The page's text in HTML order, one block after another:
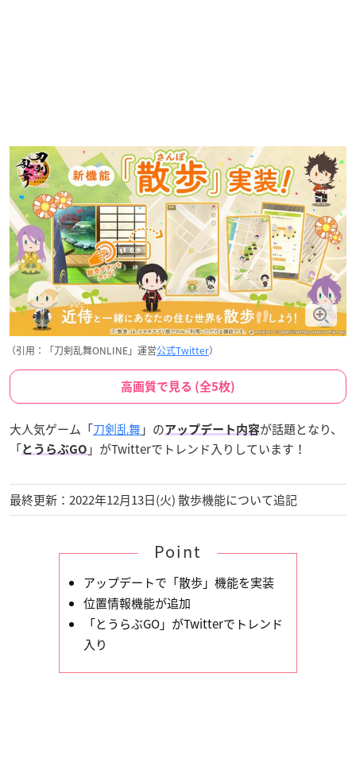
（引用：「刀剣乱舞ONLINE」運営公式Twitter）
高画質で見る (全5枚)
大人気ゲーム「刀剣乱舞」のアップデート内容が話題となり、
「とうらぶGO 」がTwitterでトレンド入りしています！
最終更新：2022年12月13日(火) 散歩機能について追記
Point
アップデートで「散歩」機能を実装
位置情報機能が追加
「とうらぶGO」がTwitterでトレンド
入り